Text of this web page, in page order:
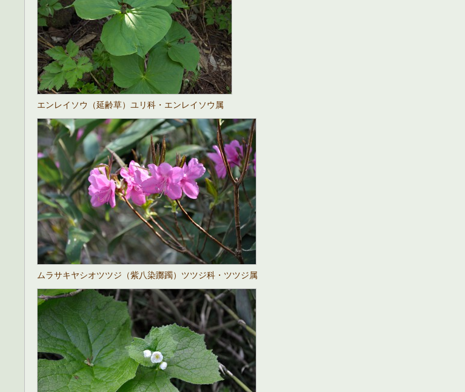
エンレイソウ（延齢草）ユリ科・エンレイソウ属
ムラサキヤシオツツジ（紫八染躑躅）ツツジ科・ツツジ属